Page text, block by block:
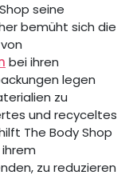
seine
bemüht sich die
bei ihren
legen
zu
und recyceltes
The Body Shop
zu reduzieren